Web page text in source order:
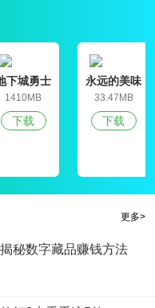
种不同的枪械,多种载具可以驾
家们带来强烈的代入感。
下城勇士
官网版
1410MB
下载
永远的美味
星球4破解版
33.47MB
下载
更多>
秘数字藏品赚钱方法